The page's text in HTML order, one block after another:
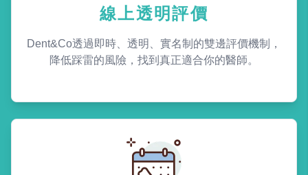
線上透明評價
Dent&Co透過即時、透明、實名制的雙邊評價機制，
降低踩雷的風險，找到真正適合你的醫師。